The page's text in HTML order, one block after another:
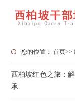
您的位置：首页>>
西柏坡红色之旅：
承